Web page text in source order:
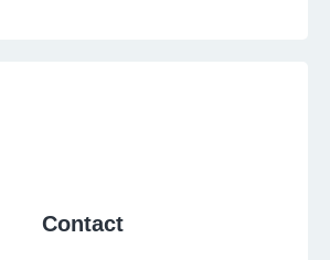
Contact